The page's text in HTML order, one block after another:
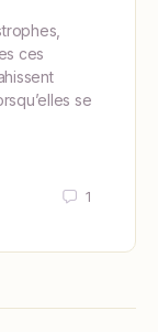
ces
se
1